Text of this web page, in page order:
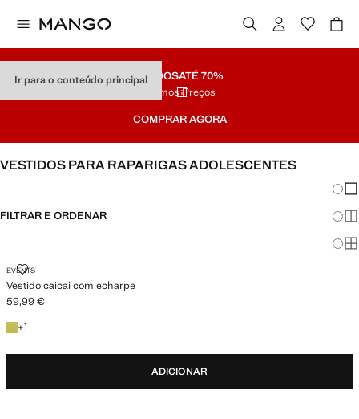
Ir para o conteúdo principalSALDOSATÉ 70%
Últimos Preços
COMPRAR AGORA
VESTIDOS PARA RAPARIGAS ADOLESCENTES
FILTRAR E ORDENAR
EVENTS
Vestido caicai com echarpe
VESTIDO CAICAI COM ECHARPE
Preço atual [59,99 € ]
59,99 €
+1
+1 cor
ADICIONAR